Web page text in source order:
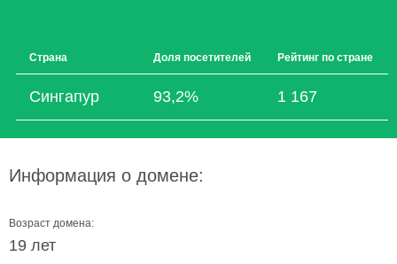
Страна Доля посетителей Рейтинг по стране
Сингапур 93,2% 1 167
Информация о домене:
Возраст домена:
19 лет